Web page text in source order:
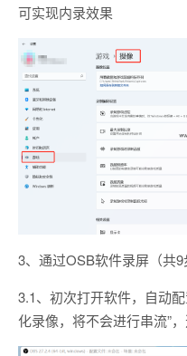
可实现内录效果
3、通过OSB软件录屏（共9
3.1、初次打开软件，自动
化录像，将不会进行串流”，